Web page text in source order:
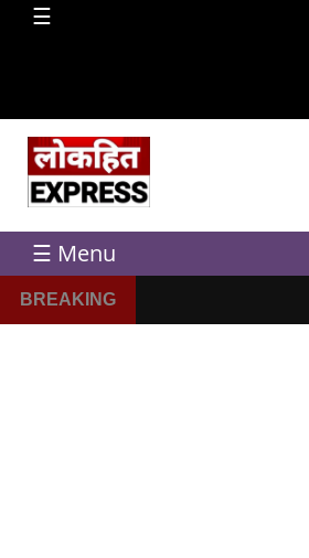
☰
☰ Menu
BREAKING